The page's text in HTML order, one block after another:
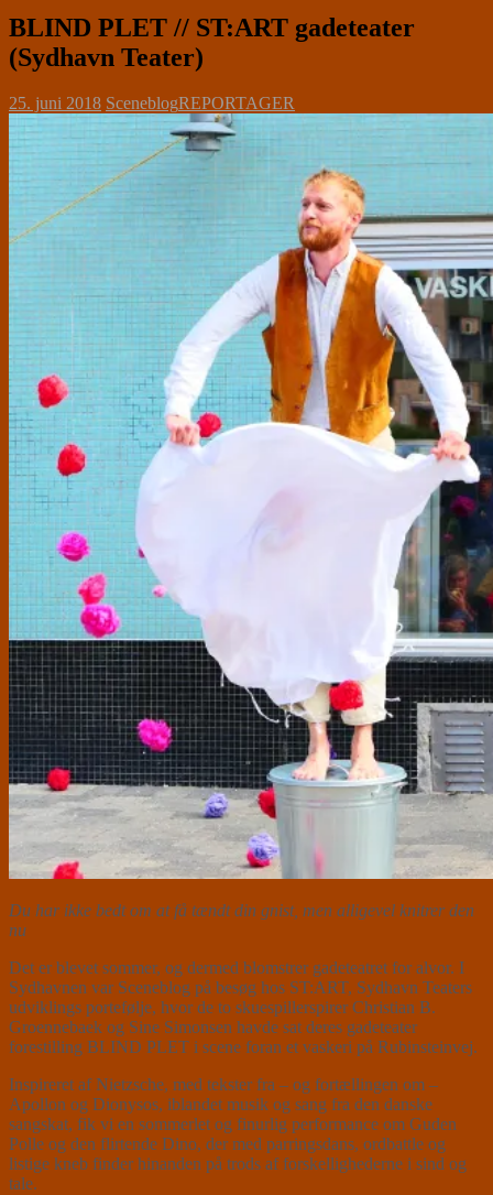
BLIND PLET // ST:ART gadeteater
(Sydhavn Teater)
25. juni 2018 SceneblogREPORTAGER
Du har ikke bedt om at få tændt din gnist, men alligevel knitrer den
nu
Det er blevet sommer, og dermed blomstrer gadeteatret for alvor. I
Sydhavnen var Sceneblog på besøg hos ST:ART, Sydhavn Teaters
udviklings portefølje, hvor de to skuespillerspirer Christian B.
Groennebaek og Sine Simonsen havde sat deres gadeteater
forestilling BLIND PLET i scene foran et vaskeri på Rubinsteinvej.
Inspireret af Nietzsche, med tekster fra – og fortællingen om –
Apollon og Dionysos, iblandet musik og sang fra den danske
sangskat, fik vi en sommerlet og finurlig performance om Guden
Polle og den flirtende Dino, der med parringsdans, ordbattle og
listige kneb finder hinanden på trods af forskellighederne i sind og
tale.